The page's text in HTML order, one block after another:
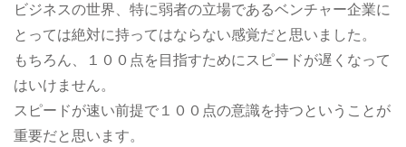
ビジネスの世界、特に弱者の立場であるベンチャー企業に
とっては絶対に持ってはならない感覚だと思いました。
もちろん、１００点を目指すためにスピードが遅くなって
はいけません。
スピードが速い前提で１００点の意識を持つということが
重要だと思います。